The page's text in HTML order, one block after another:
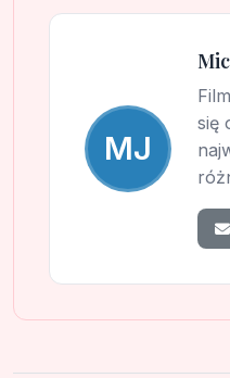
MJ
się